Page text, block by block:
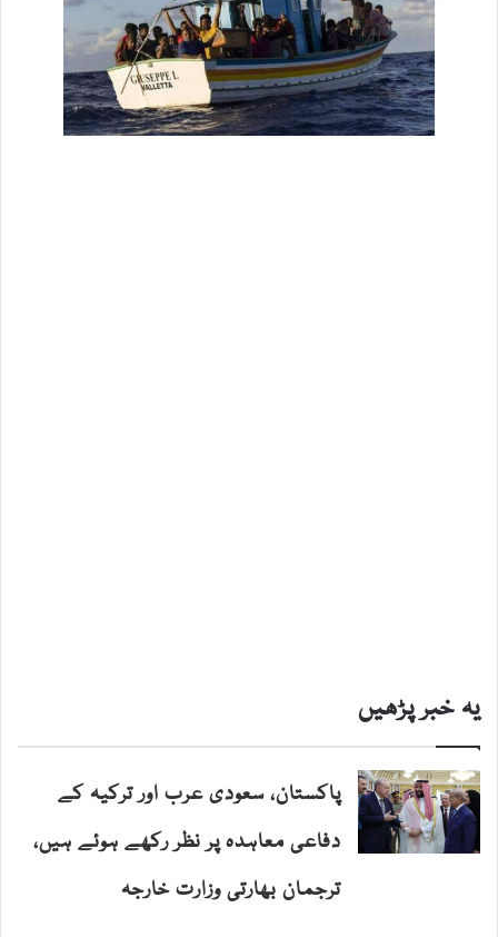
یہ خبر پڑھیں
پاکستان، سعودی عرب اور ترکیہ کے
دفاعی معاہدہ پر نظر رکھے ہوئے ہیں،
ترجمان بھارتی وزارت خارجہ